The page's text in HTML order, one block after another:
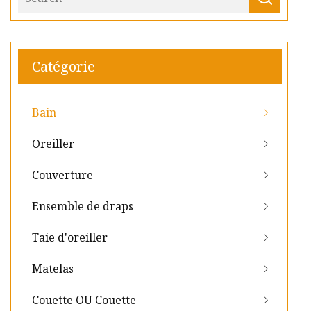
Catégorie
Bain
Oreiller
Couverture
Ensemble de draps
Taie d'oreiller
Matelas
Couette OU Couette